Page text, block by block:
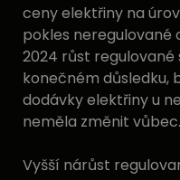
ceny elektřiny na
pokles neregulované
2024 růst regulované
konečném důsledku,
dodávky elektřiny u
neměla změnit vůbec.
Vyšší nárůst